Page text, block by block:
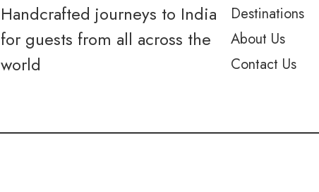
Handcrafted journeys to India
for guests from all across the
world
Destinations
About Us
Contact Us